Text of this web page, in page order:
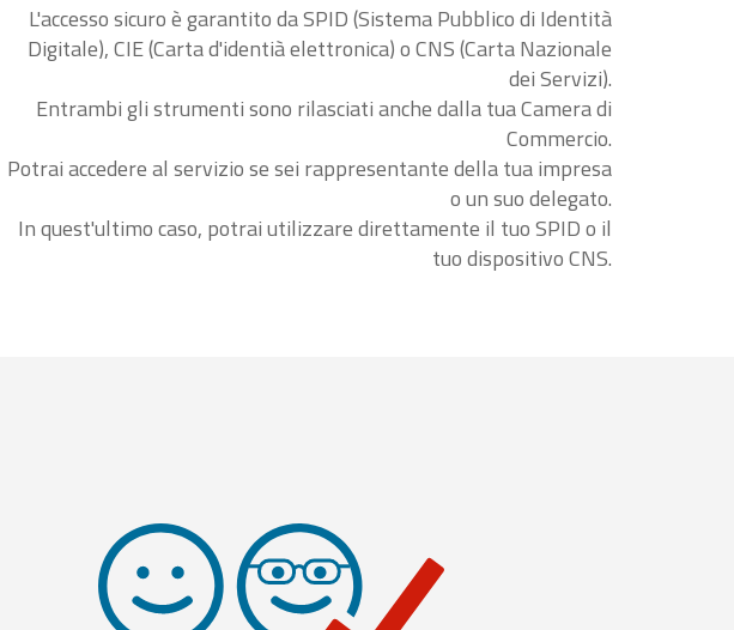
L'accesso sicuro è garantito da SPID (Sistema Pubblico di Identità
Digitale), CIE (Carta d'identià elettronica) o CNS (Carta Nazionale
dei Servizi).
Entrambi gli strumenti sono rilasciati anche dalla tua Camera di
Commercio.
Potrai accedere al servizio se sei rappresentante della tua impresa
o un suo delegato.
In quest'ultimo caso, potrai utilizzare direttamente il tuo SPID o il
tuo dispositivo CNS.